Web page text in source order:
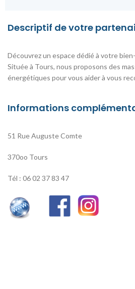
Descriptif de votre
Découvrez un espace dédié à votre
Située à Tours, nous proposons des
énergétiques pour vous aider à vous
Informations
51 Rue Auguste Comte
370oo Tours
Tél : 06 02 37 83 47